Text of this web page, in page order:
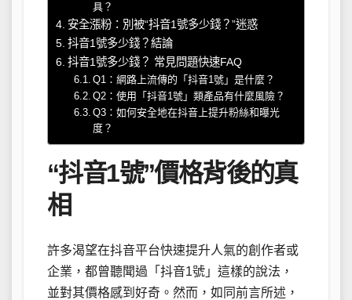
具？
安全漲粉：別被“抖音1號多少錢？”迷惑
抖音1號多少錢？結論
抖音1號多少錢？ 常見問題快速FAQ
Q1：網路上流傳的「抖音1號」是什麼？
Q2：使用「抖音1號」類產品有什麼風險？
Q3：如何安全地在抖音上提升粉絲和曝光
度？
“抖音1號”價格背後的真
相
許多渴望在抖音平台快速提升人氣的創作者或
企業，都曾聽聞過「抖音1號」這樣的說法，
並對其價格感到好奇。然而，如同前言所述，